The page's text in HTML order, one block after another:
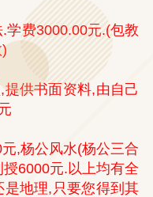
学费3000.00元.(包教
供书面资料,由自己
,杨公风水(杨公三合
6000元.以上均有全
地理,只要您得到其